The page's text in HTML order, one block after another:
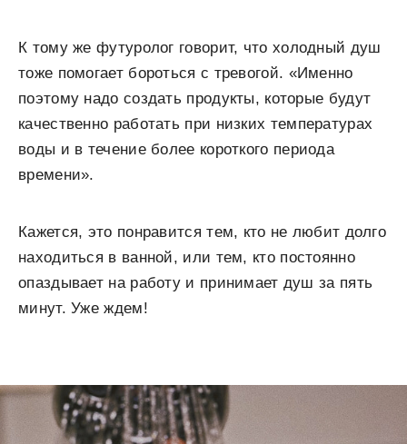
К тому же футуролог говорит, что холодный душ
тоже помогает бороться с тревогой. «Именно
поэтому надо создать продукты, которые будут
качественно работать при низких температурах
воды и в течение более короткого периода
времени».
Кажется, это понравится тем, кто не любит долго
находиться в ванной, или тем, кто постоянно
опаздывает на работу и принимает душ за пять
минут. Уже ждем!